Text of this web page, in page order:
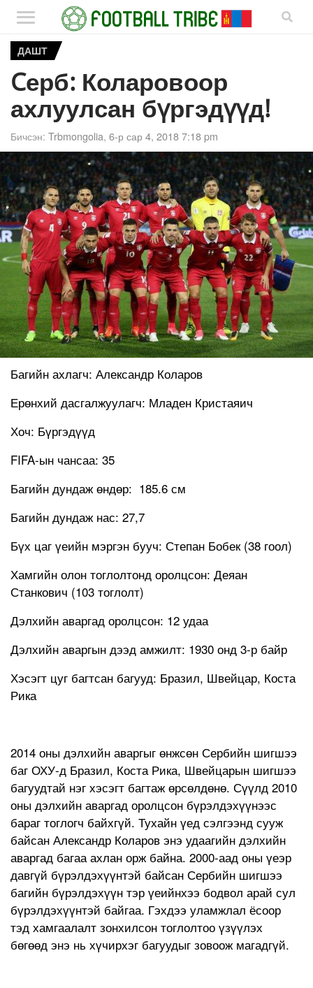
ДАШТ
Cерб: Коларовоор
ахлуулсан бүргэдүүд!
Бичсэн: Trbmongolia, 6-р сар 4, 2018 7:18 pm
Багийн ахлагч: Александр Коларов
Ерөнхий дасгалжуулагч: Младен Кристаяич
Хоч: Бүргэдүүд
FIFA-ын чансаа: 35
Багийн дундаж өндөр: 185.6 см
Багийн дундаж нас: 27,7
Бүх цаг үеийн мэргэн бууч: Степан Бобек (38 гоол)
Хамгийн олон тоглолтонд оролцсон: Деяан
Станкович (103 тоглолт)
Дэлхийн аваргад оролцсон: 12 удаа
Дэлхийн аваргын дээд амжилт: 1930 онд 3-р байр
Хэсэгт цуг багтсан багууд: Бразил, Швейцар, Коста
Рика
2014 оны дэлхийн аваргыг өнжсөн Сербийн шигшээ
баг ОХУ-д Бразил, Коста Рика, Швейцарын шигшээ
багуудтай нэг хэсэгт багтаж өрсөлдөнө. Сүүлд 2010
оны дэлхийн аваргад оролцсон бүрэлдэхүүнээс
бараг тоглогч байхгүй. Тухайн үед сэлгээнд сууж
байсан Александр Коларов энэ удаагийн дэлхийн
аваргад багаа ахлан орж байна. 2000-аад оны үеэр
давгүй бүрэлдэхүүнтэй байсан Сербийн шигшээ
багийн бүрэлдэхүүн тэр үеийнхээ бодвол арай сул
бүрэлдэхүүнтэй байгаа. Гэхдээ уламжлал ёсоор
тэд хамгаалалт зонхилсон тоглолтоо үзүүлэх
бөгөөд энэ нь хүчирхэг багуудыг зовоож магадгүй.